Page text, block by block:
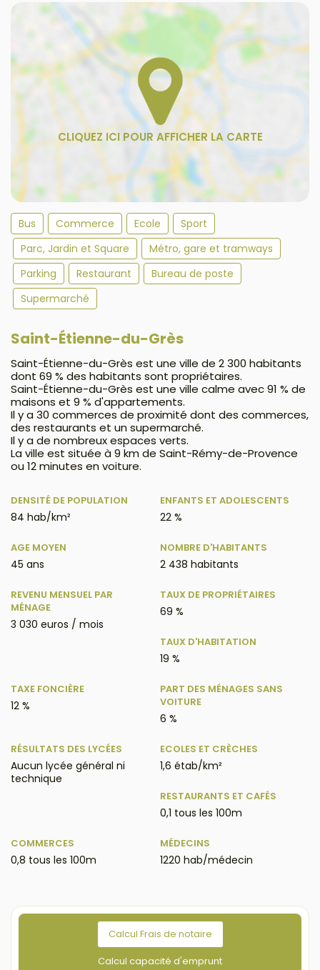
Bus Commerce Ecole
Sport
Parc, Jardin et Square
Métro, gare et tramways
Parking
Restaurant
Bureau de poste
Supermarché
Saint-Étienne-du-Grès
Saint-Étienne-du-Grès est une ville de 2 300 habitants
dont 69 % des habitants sont propriétaires.
Saint-Étienne-du-Grès est une ville calme avec 91 % de
maisons et 9 % d'appartements.
Il y a 30 commerces de proximité dont des commerces,
des restaurants et un supermarché.
Il y a de nombreux espaces verts.
La ville est située à 9 km de Saint-Rémy-de-Provence
ou 12 minutes en voiture.
DENSITÉ DE POPULATION
84 hab/km²
ENFANTS ET ADOLESCENTS
22 %
AGE MOYEN
45 ans
NOMBRE D'HABITANTS
2 438 habitants
REVENU MENSUEL PAR
MÉNAGE
3 030 euros / mois
TAUX DE PROPRIÉTAIRES
69 %
TAUX D'HABITATION
19 %
TAXE FONCIÈRE
12 %
PART DES MÉNAGES SANS
VOITURE
6 %
RÉSULTATS DES LYCÉES
Aucun lycée général ni
technique
ECOLES ET CRÈCHES
1,6 étab/km²
RESTAURANTS ET CAFÉS
0,1 tous les 100m
COMMERCES
0,8 tous les 100m
MÉDECINS
1220 hab/médecin
Calcul Frais de notaire
Calcul capacité d'emprunt